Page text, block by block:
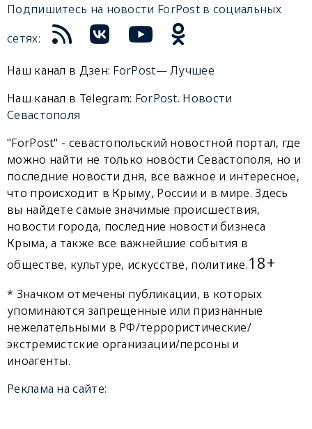
Подпишитесь на новости ForPost в социальных
сетях:
Наш канал в Дзен: ForPost— Лучшее
Наш канал в Telegram: ForPost. Новости
Севастополя
"ForPost" - севастопольский новостной портал, где
можно найти не только новости Севастополя, но и
последние новости дня, все важное и интересное,
что происходит в Крыму, России и в мире. Здесь
вы найдете самые значимые происшествия,
новости города, последние новости бизнеса
Крыма, а также все важнейшие события в
обществе, культуре, искусстве, политике.18+
* Значком отмечены публикации, в которых
упоминаются запрещенные или признанные
нежелательными в РФ/террористические/
экстремистские организации/персоны и
иноагенты.
Реклама на сайте: